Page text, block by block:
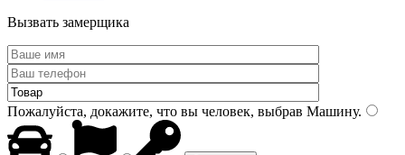
Вызвать замерщика
Пожалуйста, докажите, что вы человек, выбрав Машину.